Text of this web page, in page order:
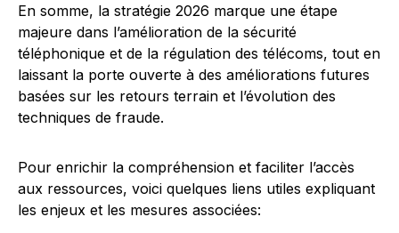
En somme, la stratégie 2026 marque une étape
majeure dans l’amélioration de la sécurité
téléphonique et de la régulation des télécoms, tout en
laissant la porte ouverte à des améliorations futures
basées sur les retours terrain et l’évolution des
techniques de fraude.
Pour enrichir la compréhension et faciliter l’accès
aux ressources, voici quelques liens utiles expliquant
les enjeux et les mesures associées: